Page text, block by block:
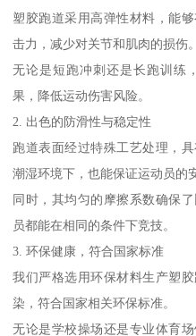
塑胶跑道采用高弹性材料，能
击力，减少对关节和肌肉的损伤。
无论是短跑冲刺还是长跑训练
果，降低运动伤害风险。
2. 出色的防滑性与稳定性
跑道表面经过特殊工艺处理，
潮湿环境下，也能保证运动员的
同时，其均匀的摩擦系数确保
员都能在相同的条件下竞技。
3. 环保健康，符合国家标准
我们严格选用环保材料生产塑
染，符合国家相关环保标准。
无论是学校操场还是专业体育